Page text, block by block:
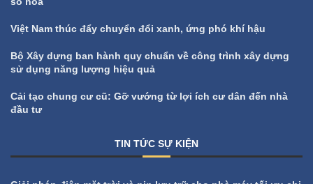
Việt Nam thúc đẩy chuyển đổi xanh, ứng phó khí hậu
Bộ Xây dựng ban hành quy chuẩn về công trình xây dựng
sử dụng năng lượng hiệu quả
Cải tạo chung cư cũ: Gỡ vướng từ lợi ích cư dân đến nhà
đầu tư
TIN TỨC SỰ KIỆN